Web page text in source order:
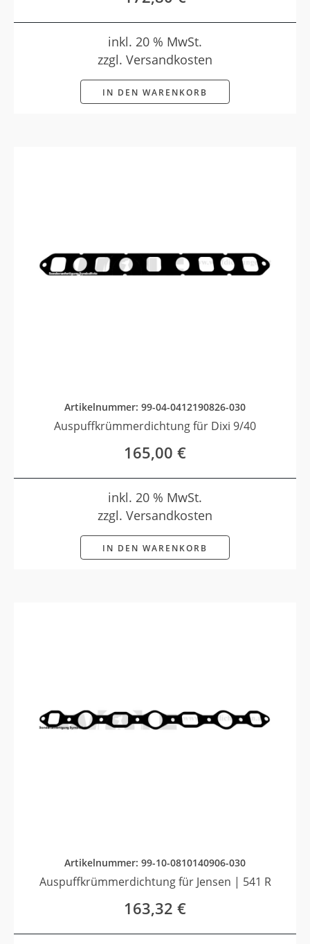
inkl. 20 % MwSt.
zzgl. Versandkosten
IN DEN WARENKORB
Artikelnummer: 99-04-0412190826-030
Auspuffkrümmerdichtung für Dixi 9/40
165,00 €
inkl. 20 % MwSt.
zzgl. Versandkosten
IN DEN WARENKORB
Artikelnummer: 99-10-0810140906-030
Auspuffkrümmerdichtung für Jensen | 541 R
163,32 €